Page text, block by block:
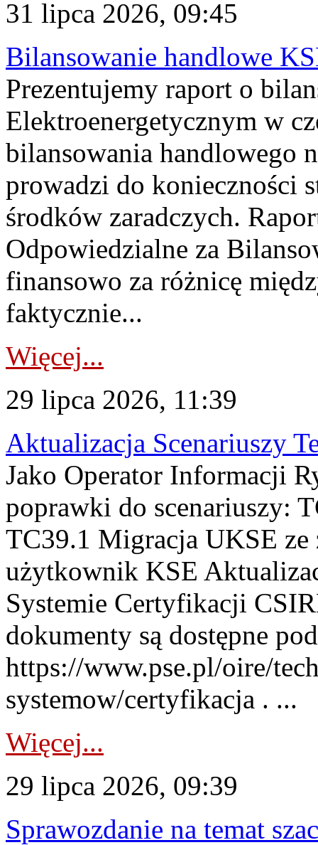
31 lipca 2026, 09:45
Bilansowanie handlowe
Prezentujemy raport o
Elektroenergetycznym w
bilansowania handlowego
prowadzi do konieczności
środków zaradczych.
Odpowiedzialne za
finansowo za różnicę
faktycznie...
Więcej...
29 lipca 2026, 11:39
Aktualizacja Scenariuszy
Jako Operator Informacji
poprawki do scenariuszy:
TC39.1 Migracja UKSE
użytkownik KSE
Systemie Certyfikacji
dokumenty są dostępne
https://www.pse.pl/oire/
systemow/certyfikacja . ...
Więcej...
29 lipca 2026, 09:39
Sprawozdanie na temat